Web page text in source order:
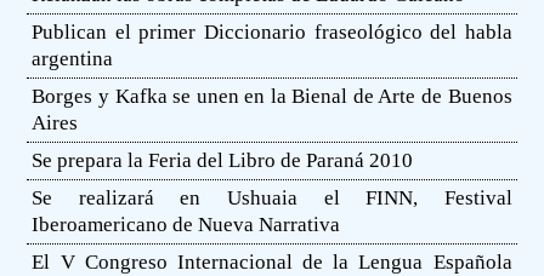
Publican el primer Diccionario fraseológico del habla
argentina
Borges y Kafka se unen en la Bienal de Arte de Buenos
Aires
Se prepara la Feria del Libro de Paraná 2010
Se realizará en Ushuaia el FINN, Festival
Iberoamericano de Nueva Narrativa
El V Congreso Internacional de la Lengua Española